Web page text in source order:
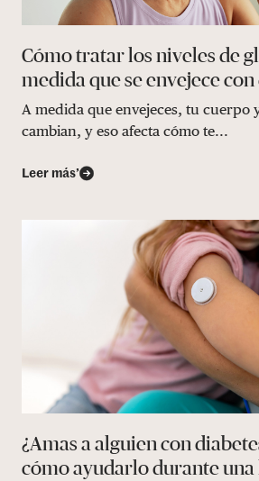
Cómo tratar los niveles de
medida que se envejece
A medida que envejeces, tu cuerpo
cambian, y eso afecta cómo te...
Leer más’
¿Amas a alguien con
cómo ayudarlo durante